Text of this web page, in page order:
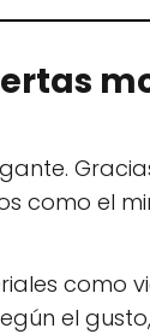
como el
como
el